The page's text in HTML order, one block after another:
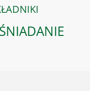
ŚNIADANIE